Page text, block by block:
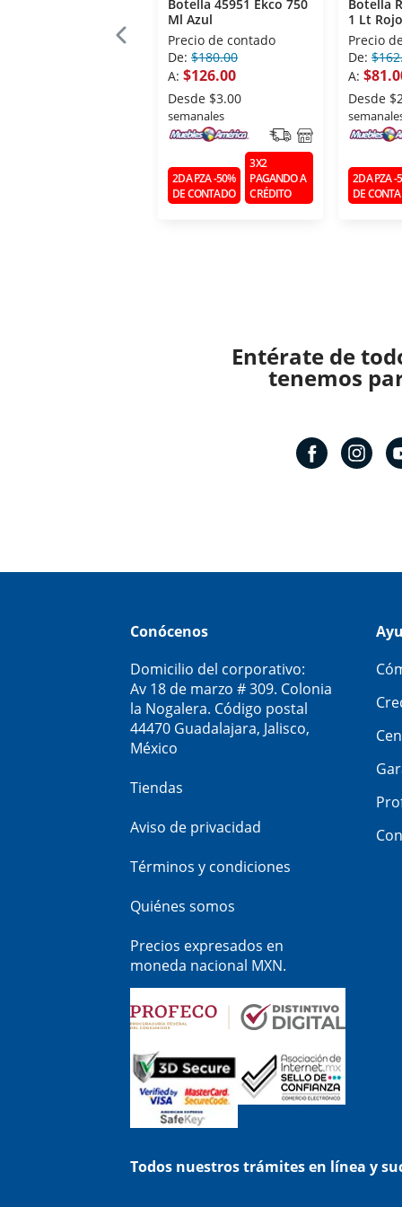
Botella 45951 Ekco 750
Ml Azul
Precio de contado
De: $180.00
A: $126.00
Desde $3.00
semanales
2DA PZA -50%
DE CONTADO
3X2
PAGANDO A
CRÉDITO
Botella
1 Lt Rojo
Precio
De:
A:
Desde
2DA PZA -
DE
Entérate de
tenemos
Conócenos
Domicilio del corporativo:
Av 18 de marzo # 309. Colonia
la Nogalera. Código postal
44470 Guadalajara, Jalisco,
México
Tiendas
Aviso de privacidad
Términos y condiciones
Quiénes somos
Precios expresados en
moneda nacional MXN.
Todos nuestros trámites en línea y